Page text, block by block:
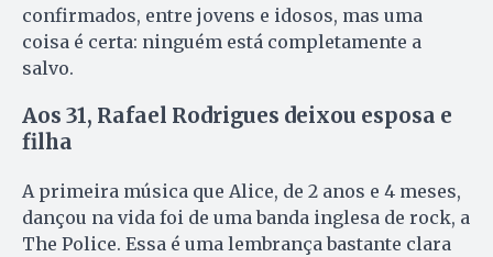
confirmados, entre jovens e idosos, mas uma
coisa é certa: ninguém está completamente a
salvo.
Aos 31, Rafael Rodrigues deixou esposa e
filha
A primeira música que Alice, de 2 anos e 4 meses,
dançou na vida foi de uma banda inglesa de rock, a
The Police. Essa é uma lembrança bastante clara